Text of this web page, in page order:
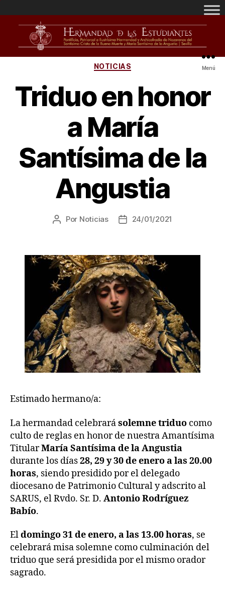
Menú
NOTICIAS
Triduo en honor
a María
Santísima de la
Angustia
Por Noticias 24/01/2021
Estimado hermano/a:
La hermandad celebrarásolemne triduo como
culto de reglas en honor de nuestra Amantísima
TitularMaría Santísima de la Angustia
durante los días28, 29 y 30 de enero a las 20.00
horas, siendo presidido por el delegado
diocesano de Patrimonio Cultural y adscrito al
SARUS, el Rvdo. Sr. D. Antonio Rodríguez
Babío.
Eldomingo 31 de enero, a las 13.00 horas, se
celebrará misa solemne como culminación del
triduo que será presidida por el mismo orador
sagrado.